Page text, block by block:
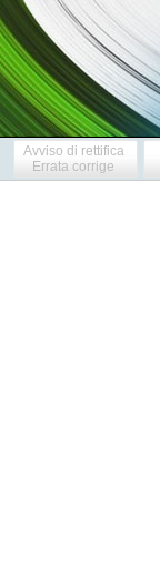
Avviso di rettifica
Errata corrige